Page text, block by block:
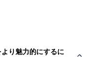
り魅力的にするに